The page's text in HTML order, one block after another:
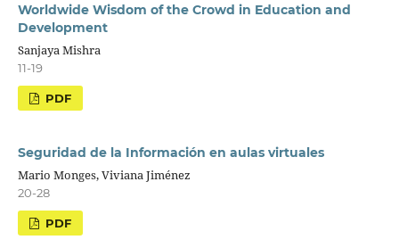
Worldwide Wisdom of the Crowd in Education and
Development
Sanjaya Mishra
11-19
PDF
Seguridad de la Información en aulas virtuales
Mario Monges, Viviana Jiménez
20-28
PDF